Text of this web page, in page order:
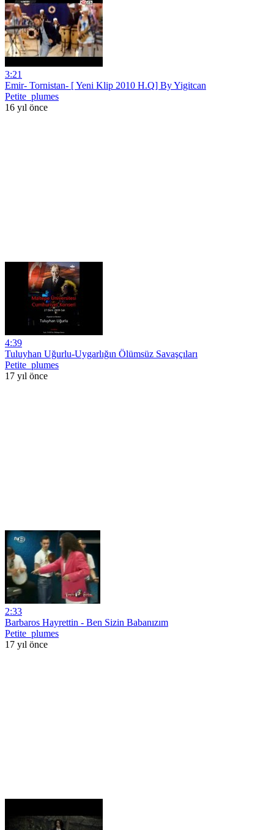
3:21
Emir- Tornistan- [ Yeni Klip 2010 H.Q] By Yigitcan
Petite_plumes
16 yıl önce
4:39
Tuluyhan Uğurlu-Uygarlığın Ölümsüz Savaşçıları
Petite_plumes
17 yıl önce
2:33
Barbaros Hayrettin - Ben Sizin Babanızım
Petite_plumes
17 yıl önce